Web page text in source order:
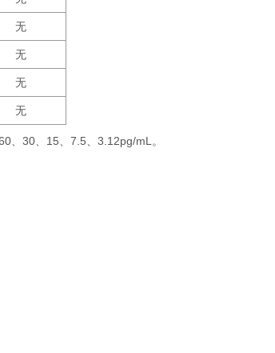
无
无
无
无
、 30、 15、 7.5、 3.12pg/mL。